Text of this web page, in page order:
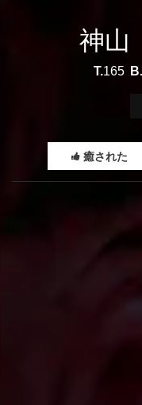
神
T.165 B.
癒された